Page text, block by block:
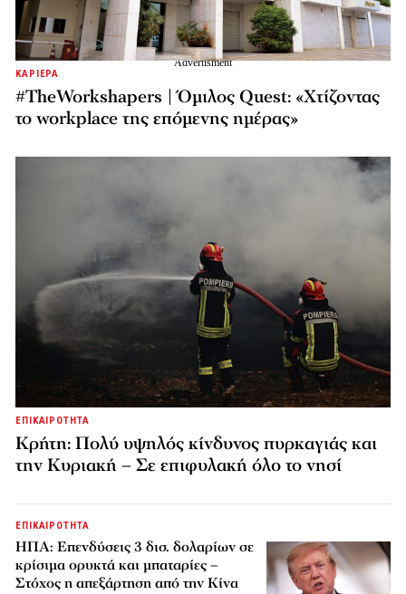
ΚΑΡΙΕΡΑ
#TheWorkshapers | Όμιλος Quest: «Χτίζοντας
το workplace της επόμενης ημέρας»
ΕΠΙΚΑΙΡΟΤΗΤΑ
Κρήτη: Πολύ υψηλός κίνδυνος πυρκαγιάς και
την Κυριακή – Σε επιφυλακή όλο το νησί
ΕΠΙΚΑΙΡΟΤΗΤΑ
ΗΠΑ: Επενδύσεις 3 δισ. δολαρίων σε
κρίσιμα ορυκτά και μπαταρίες –
Στόχος η απεξάρτηση από την Κίνα